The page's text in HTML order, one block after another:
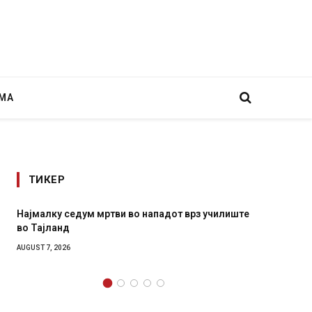
ТИКЕР
во нападот врз училиште
СОЗИС: Украинците повеќе им